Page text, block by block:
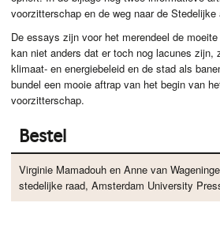
voorzitterschap en de weg naar de Stedelijke
De essays zijn voor het merendeel de
kan niet anders dat er toch nog lacunes zijn,
klimaat- en energiebeleid en de stad als
bundel een mooie aftrap van het begin van
voorzitterschap.
Bestel
Virginie Mamadouh en Anne van
stedelijke raad, Amsterdam University